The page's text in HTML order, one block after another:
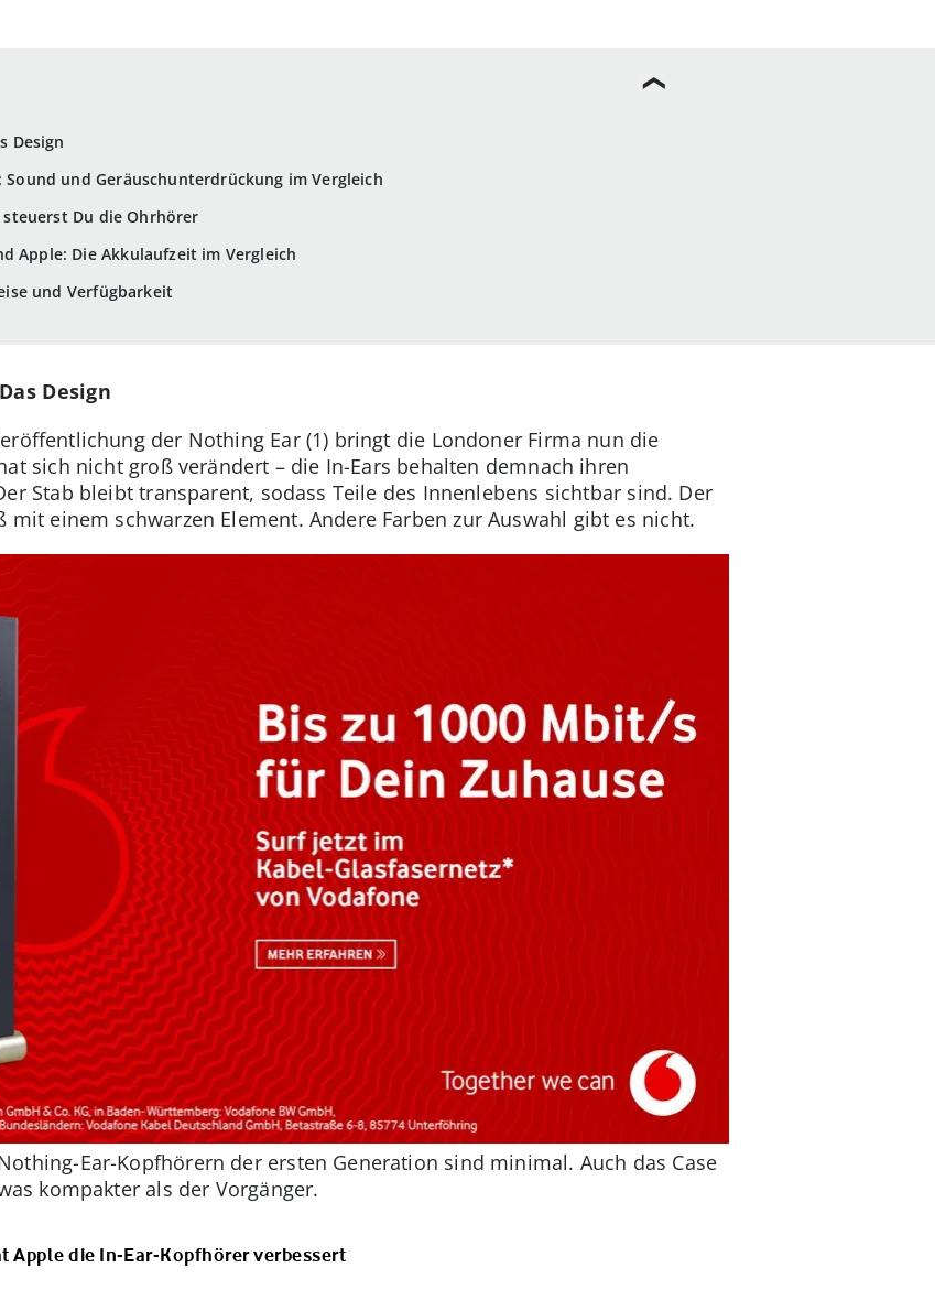
Design
und Geräuschunterdrückung im Vergleich
steuerst Du die Ohrhörer
Apple: Die Akkulaufzeit im Vergleich
und Verfügbarkeit
Design
der Nothing Ear (1) bringt die Londoner Firma nun die
sich nicht groß verändert – die In-Ears behalten demnach ihren
Stab bleibt transparent, sodass Teile des Innenlebens sichtbar sind. Der
einem schwarzen Element. Andere Farben zur Auswahl gibt es nicht.
Ear-Kopfhörern der ersten Generation sind minimal. Auch das Case
kompakter als der Vorgänger.
Apple die In-Ear-Kopfhörer verbessert